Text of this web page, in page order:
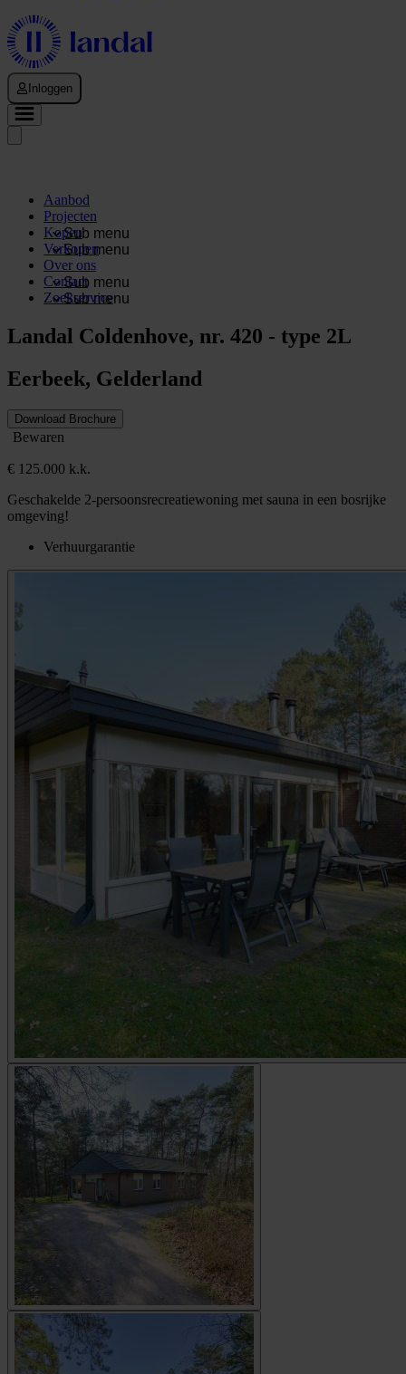
Inloggen
Aanbod
Projecten
Sub menu
Kopen
Sub menu
Verkopen
Over ons
Sub menu
Contact
Sub menu
Zoekservice
Landal Coldenhove, nr. 420 - type 2L
Eerbeek, Gelderland
Download Brochure
Bewaren
€ 125.000 k.k.
Geschakelde 2-persoonsrecreatiewoning met sauna in een bosrijke
omgeving!
Verhuurgarantie